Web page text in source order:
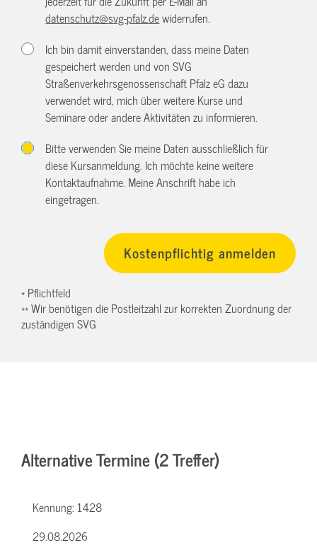
datenschutz@svg-pfalz.dewiderrufen.
Ich bin damit einverstanden, dass meine Daten
gespeichert werden und von SVG
Straßenverkehrsgenossenschaft Pfalz eG dazu
verwendet wird, mich über weitere Kurse und
Seminare oder andere Aktivitäten zu informieren.
Bitte verwenden Sie meine Daten ausschließlich für
diese Kursanmeldung. Ich möchte keine weitere
Kontaktaufnahme. Meine Anschrift habe ich
eingetragen.
* Pflichtfeld
** Wir benötigen die Postleitzahl zur korrekten Zuordnung der
zuständigen SVG
Alternative Termine (2 Treffer)
Kennung: 1428
29.08.2026